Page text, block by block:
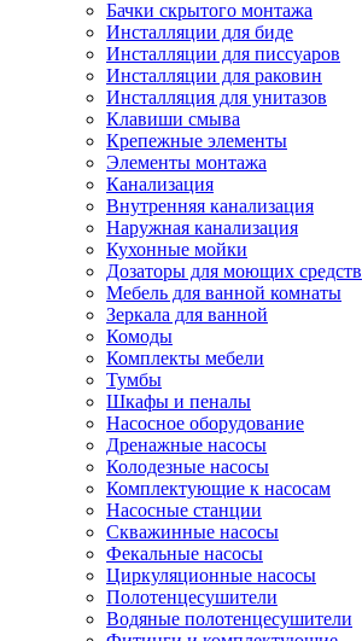
Бачки скрытого монтажа
Инсталляции для биде
Инсталляции для писсуаров
Инсталляции для раковин
Инсталляция для унитазов
Клавиши смыва
Крепежные элементы
Элементы монтажа
Канализация
Внутренняя канализация
Наружная канализация
Кухонные мойки
Дозаторы для моющих средств
Мебель для ванной комнаты
Зеркала для ванной
Комоды
Комплекты мебели
Тумбы
Шкафы и пеналы
Насосное оборудование
Дренажные насосы
Колодезные насосы
Комплектующие к насосам
Насосные станции
Скважинные насосы
Фекальные насосы
Циркуляционные насосы
Полотенцесушители
Водяные полотенцесушители